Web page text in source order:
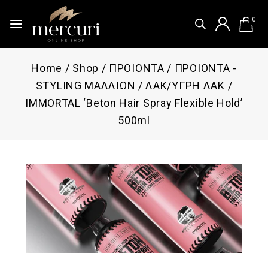
0
Home / Shop / ΠΡΟΙΟΝΤΑ / ΠΡΟΙΟΝΤΑ -
STYLING ΜΑΛΛΙΩΝ / ΛΑΚ/ΥΓΡΗ ΛΑΚ /
IMMORTAL ‘Beton Hair Spray Flexible Hold’
500ml